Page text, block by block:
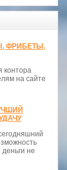
ФРИБЕТЫ,
контора
на сайте
не